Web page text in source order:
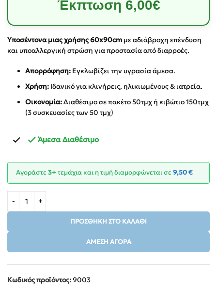
Έκπτωση 6,00€
Υποσέντονα μιας χρήσης 60x90cm με αδιάβροχη επένδυση
και υποαλλεργική στρώση για προστασία από διαρροές.
Απορρόφηση: Εγκλωβίζει την υγρασία άμεσα.
Χρήση: Ιδανικό για κλινήρεις, ηλικιωμένους & ιατρεία.
Οικονομία:Διαθέσιμο σε πακέτο 50τμχ ή κιβώτιο 150τμχ
(3 συσκευασίες των 50 τμχ)
Άμεσα Διαθέσιμο
Αγοράστε3+τεμάχια και η τιμή διαμορφώνεται σε9,50€
ΠΡΟΣΘΉΚΗ ΣΤΟ ΚΑΛΆΘΙ
ΆΜΕΣΗ ΑΓΟΡΆ
Κωδικός προϊόντος:9003